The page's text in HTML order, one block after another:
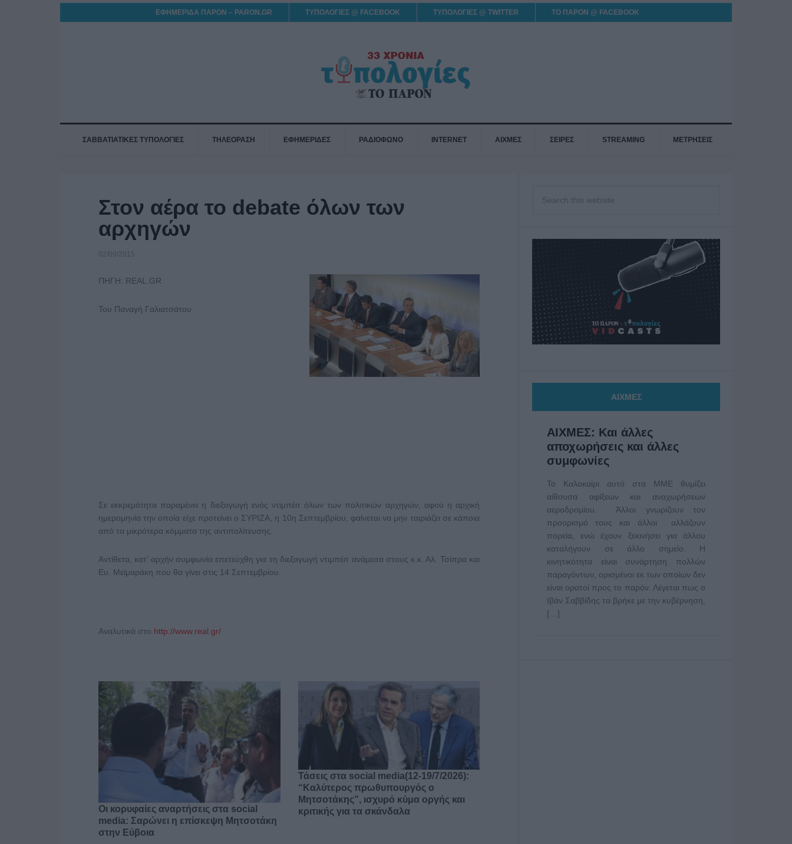
ΕΦΗΜΕΡΙΔΑ ΠΑΡΟΝ – PARON.GR ΤΥΠΟΛΟΓΙΕΣ @ FACEBOOK ΤΥΠΟΛΟΓΙΕΣ @ TWITTER ΤΟ ΠΑΡΟΝ @ FACEBOOK
ΣΑΒΒΑΤΙΑΤΙΚΕΣ ΤΥΠΟΛΟΓΙΕΣ ΤΗΛΕΟΡΑΣΗ ΕΦΗΜΕΡΙΔΕΣ ΡΑΔΙΟΦΩΝΟ INTERNET ΑΙΧΜΕΣ ΣΕΙΡΕΣ STREAMING ΜΕΤΡΗΣΕΙΣ
Στον αέρα το debate όλων των
αρχηγών
02/09/2015
ΠΗΓΗ: REAL.GR
Του Παναγή Γαλιατσάτου
Σε εκκρεμότητα παραμένει η διεξαγωγή ενός ντιμπέιτ όλων των πολιτικών αρχηγών, αφού η αρχική
ημερομηνία την οποία είχε προτείνει ο ΣΥΡΙΖΑ, η 10η Σεπτεμβρίου, φαίνεται να μην ταιριάζει σε κάποια
από τα μικρότερα κόμματα της αντιπολίτευσης.
Αντίθετα, κατ’ αρχήν συμφωνία επετεύχθη για τη διεξαγωγή ντιμπέιτ ανάμεσα στους κ.κ. Αλ. Τσίπρα και
Ευ. Μεϊμαράκη που θα γίνει στις 14 Σεπτεμβρίου.
Αναλυτικά στο http://www.real.gr/
Οι κορυφαίες αναρτήσεις στα social
media: Σαρώνει η επίσκεψη Μητσοτάκη
στην Εύβοια
Τάσεις στα social media(12-19/7/2026):
“Καλύτερος πρωθυπουργός ο
Μητσοτάκης”, ισχυρό κύμα οργής και
κριτικής για τα σκάνδαλα
ΑΙΧΜΕΣ
ΑΙΧΜΕΣ: Και άλλες
αποχωρήσεις και άλλες
συμφωνίες
Το Καλοκαίρι αυτό στα ΜΜΕ θυμίζει
αίθουσα αφίξεων και αναχωρήσεων
αεροδρομίου. Άλλοι γνωρίζουν τον
προορισμό τους και άλλοι αλλάζουν
πορεία, ενώ έχουν ξεκινήσει για άλλου
καταλήγουν σε άλλο σημείο. Η
κινητικότητα είναι συνάρτηση πολλών
παραγόντων, ορισμένοι εκ των οποίων δεν
είναι ορατοί προς το παρόν. Λέγεται πως ο
Ιβάν Σαββίδης τα βρήκε με την κυβέρνηση,
[…]